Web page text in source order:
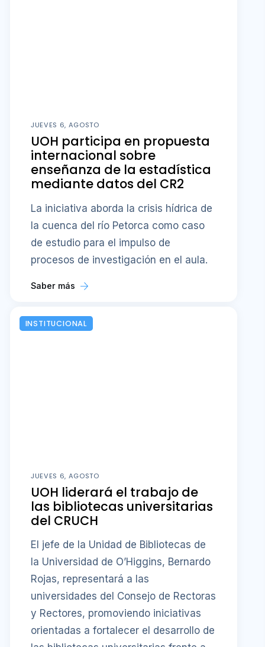
JUEVES 6, AGOSTO
UOH participa en propuesta
internacional sobre
enseñanza de la estadística
mediante datos del CR2
La iniciativa aborda la crisis hídrica de
la cuenca del río Petorca como caso
de estudio para el impulso de
procesos de investigación en el aula.
Saber más
INSTITUCIONAL
JUEVES 6, AGOSTO
UOH liderará el trabajo de
las bibliotecas universitarias
del CRUCH
El jefe de la Unidad de Bibliotecas de
la Universidad de O’Higgins, Bernardo
Rojas, representará a las
universidades del Consejo de Rectoras
y Rectores, promoviendo iniciativas
orientadas a fortalecer el desarrollo de